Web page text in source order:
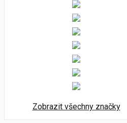
Zobrazit všechny značky